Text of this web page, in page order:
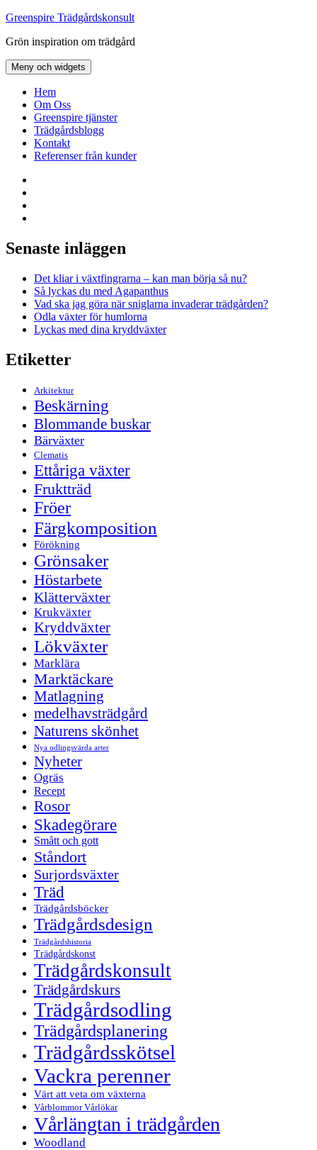
Hoppa
innehåll
Greenspire Trädgårdskonsult
Grön inspiration om trädgård
Meny och widgets
Hem
Om Oss
Greenspire tjänster
Trädgårdsblogg
Kontakt
Referenser från kunder
Senaste inläggen
Det kliar i växtfingrarna – kan man börja så nu?
Så lyckas du med Agapanthus
Vad ska jag göra när sniglarna invaderar trädgården?
Odla växter för humlorna
Lyckas med dina kryddväxter
Etiketter
Arkitektur
Beskärning
Blommande buskar
Bärväxter
Clematis
Ettåriga växter
Fruktträd
Fröer
Färgkomposition
Förökning
Grönsaker
Höstarbete
Klätterväxter
Krukväxter
Kryddväxter
Lökväxter
Marklära
Marktäckare
Matlagning
medelhavsträdgård
Naturens skönhet
Nya odlingsvärda arter
Nyheter
Ogräs
Recept
Rosor
Skadegörare
Smått och gott
Ståndort
Surjordsväxter
Träd
Trädgårdsböcker
Trädgårdsdesign
Trädgårdshistoria
Trädgårdskonst
Trädgårdskonsult
Trädgårdskurs
Trädgårdsodling
Trädgårdsplanering
Trädgårdsskötsel
Vackra perenner
Värt att veta om växterna
Vårblommor Vårlökar
Vårlängtan i trädgården
Woodland